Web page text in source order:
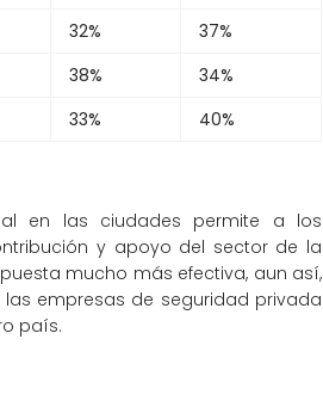
32%
37%
38%
34%
33% 40%
en las ciudades permite a los
y apoyo del sector de la
mucho más efectiva, aun así,
empresas de seguridad privada
país.